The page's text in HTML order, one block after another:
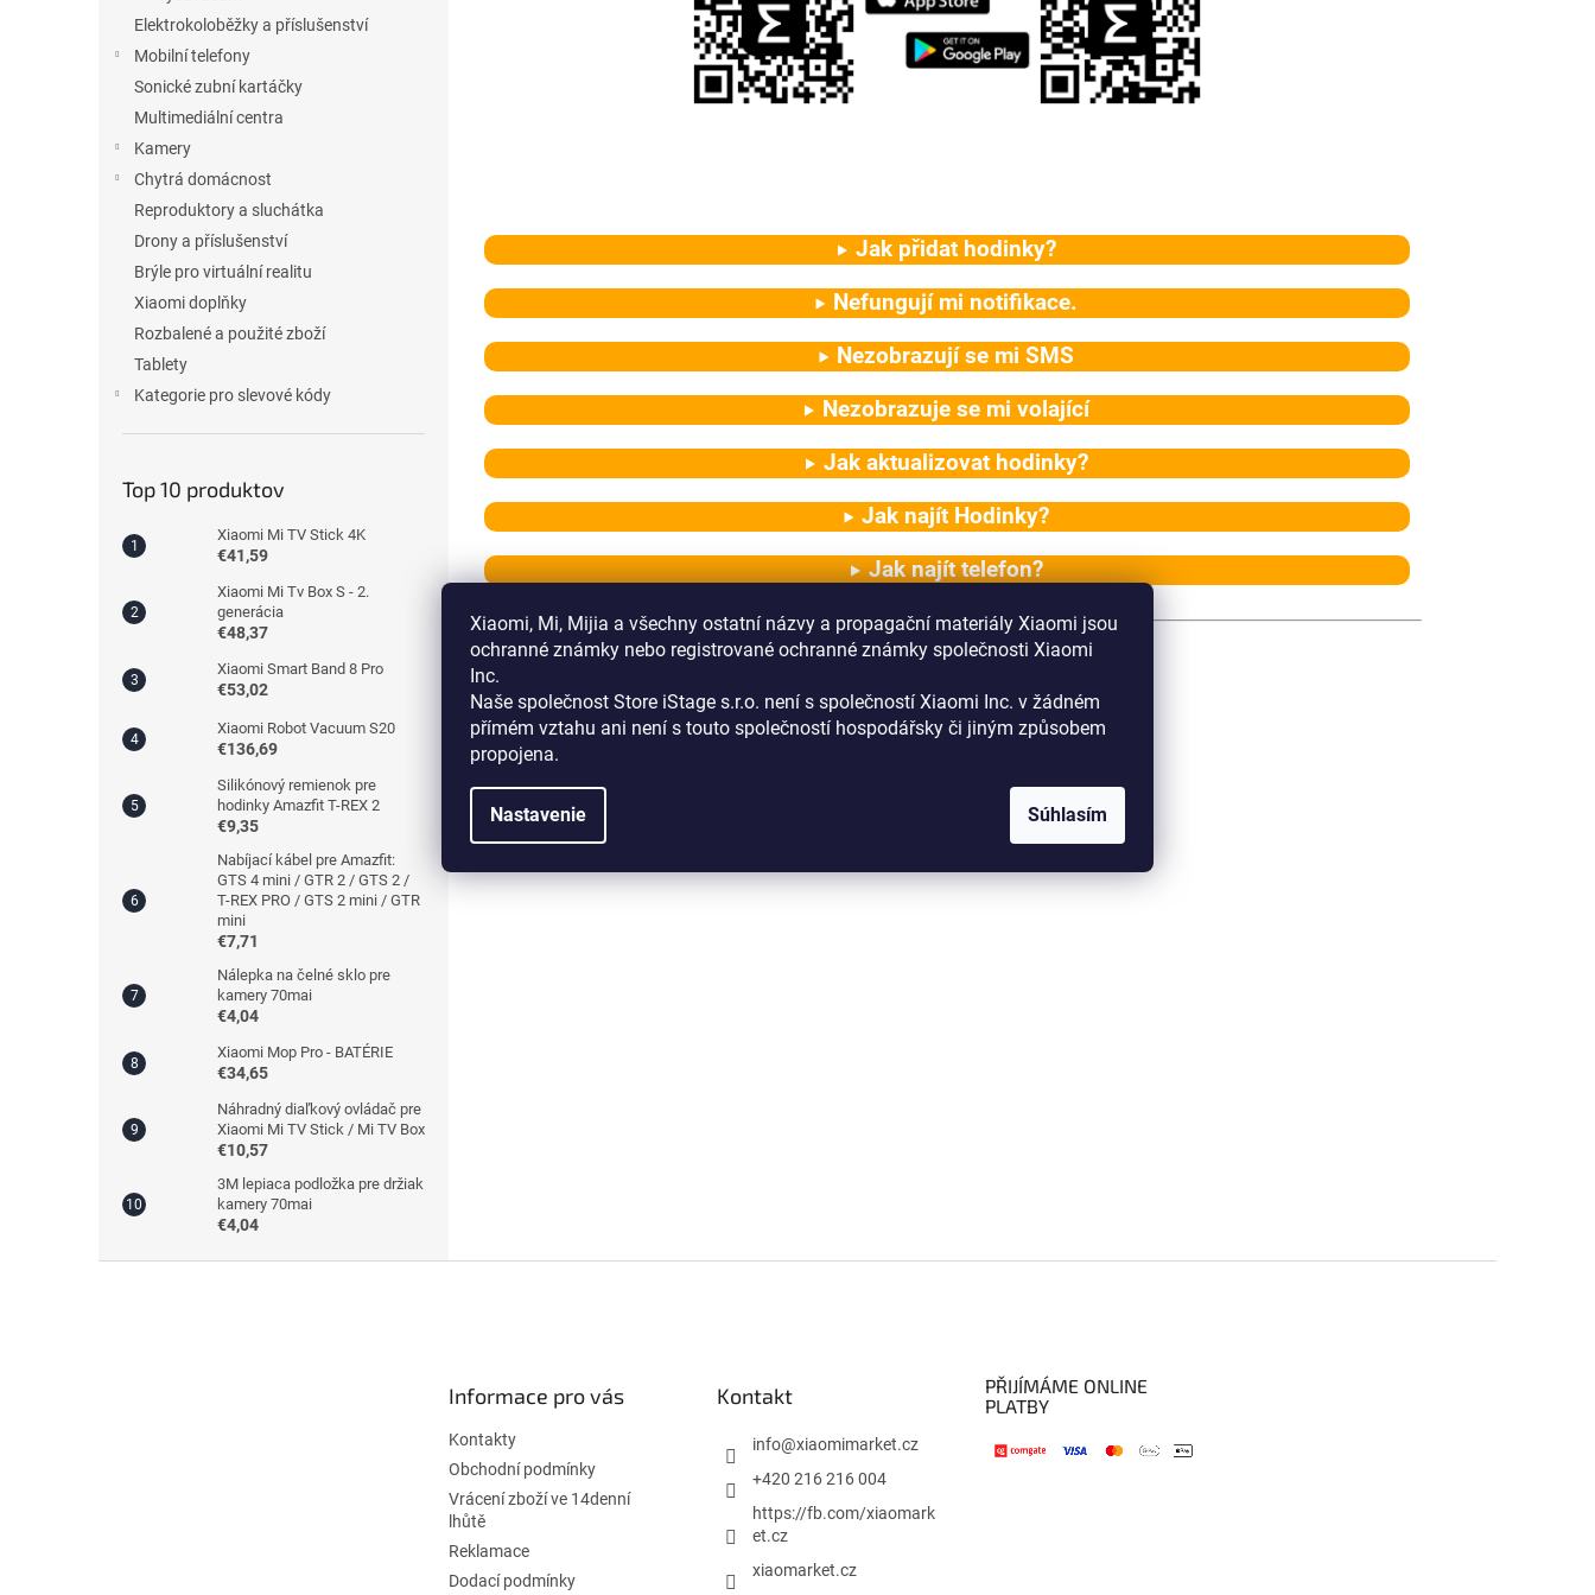
Xiaomi, Mi, Mijia a všechny ostatní názvy a propagační materiály Xiaomi jsou
ochranné známky nebo registrované ochranné známky společnosti Xiaomi
Inc.
Naše společnost Store iStage s.r.o. není s společností Xiaomi Inc. v žádném
přímém vztahu ani není s touto společností hospodářsky či jiným způsobem
propojena.
Nastavenie Súhlasím
Elektrokoloběžky a příslušenství
Mobilní telefony
Sonické zubní kartáčky
Multimediální centra
Kamery
Chytrá domácnost
Reproduktory a sluchátka
Drony a příslušenství
Brýle pro virtuální realitu
Xiaomi doplňky
Rozbalené a použité zboží
Tablety
Kategorie pro slevové kódy
Top 10 produktov
Xiaomi Mi TV Stick 4K
€41,59
Xiaomi Mi Tv Box S - 2.
generácia
€48,37
Xiaomi Smart Band 8 Pro
€53,02
Xiaomi Robot Vacuum S20
€136,69
Silikónový remienok pre
hodinky Amazfit T-REX 2
€9,35
Nabíjací kábel pre Amazfit:
GTS 4 mini / GTR 2 / GTS 2 /
T-REX PRO / GTS 2 mini / GTR
mini
€7,71
Nálepka na čelné sklo pre
kamery 70mai
€4,04
Xiaomi Mop Pro - BATÉRIE
€34,65
Náhradný diaľkový ovládač pre
Xiaomi Mi TV Stick / Mi TV Box
€10,57
3M lepiaca podložka pre držiak
kamery 70mai
€4,04
Jak přidat hodinky?
Nefungují mi notifikace.
Nezobrazují se mi SMS
Nezobrazuje se mi volající
Jak aktualizovat hodinky?
Jak najít Hodinky?
Jak najít telefon?
Zpět na Amazfit
Zpět na Chytré hodinky a náramky
Informace pro vás
Kontakty
Obchodní podmínky
Vrácení zboží ve 14denní
lhůtě
Reklamace
Dodací podmínky
Kontakt
info@xiaomimarket.cz
+420 216 216 004
https://fb.com/xiaomark
et.cz
xiaomarket.cz
PŘIJÍMÁME ONLINE
PLATBY